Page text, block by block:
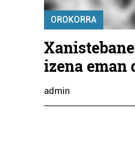
OROKORRA
izena eman
admin